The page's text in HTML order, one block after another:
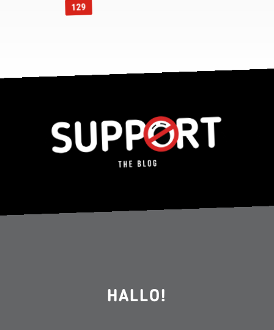
129
HALLO!